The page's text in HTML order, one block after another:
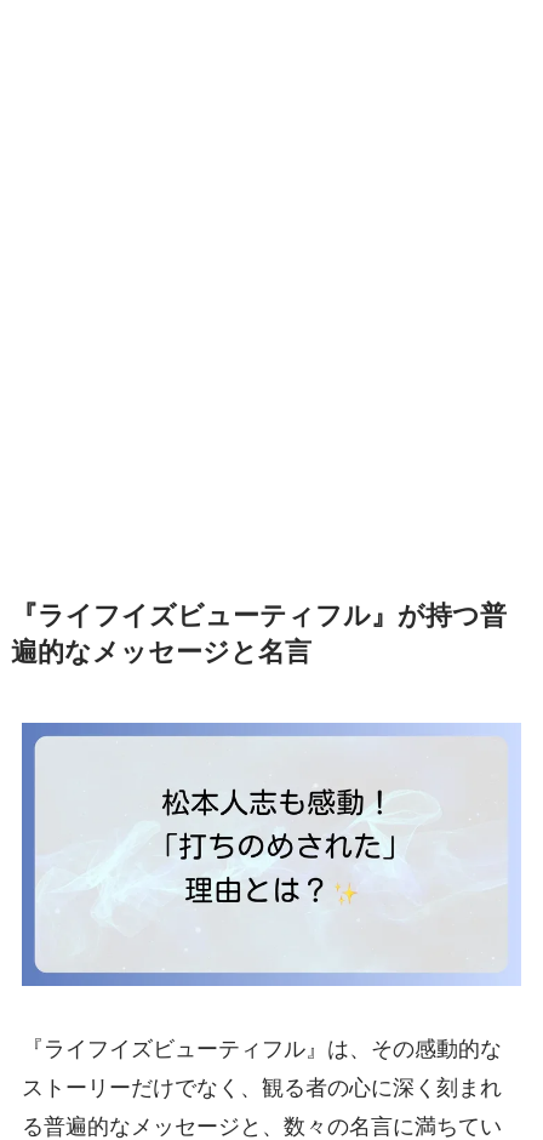
『ライフイズビューティフル』が持つ普
遍的なメッセージと名言
『ライフイズビューティフル』は、その感動的な
ストーリーだけでなく、観る者の心に深く刻まれ
る普遍的なメッセージと、数々の名言に満ちてい